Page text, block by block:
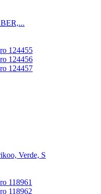
Verde, S